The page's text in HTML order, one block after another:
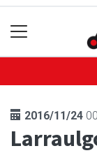
2016/11/24